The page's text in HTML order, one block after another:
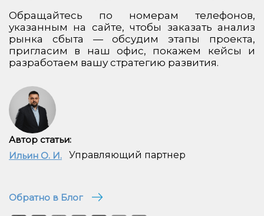
Обращайтесь по номерам телефонов,
указанным на сайте, чтобы заказать анализ
рынка сбыта — обсудим этапы проекта,
пригласим в наш офис, покажем кейсы и
разработаем вашу стратегию развития.
Автор статьи:
Ильин О. И.
Управляющий партнер
Обратно в Блог